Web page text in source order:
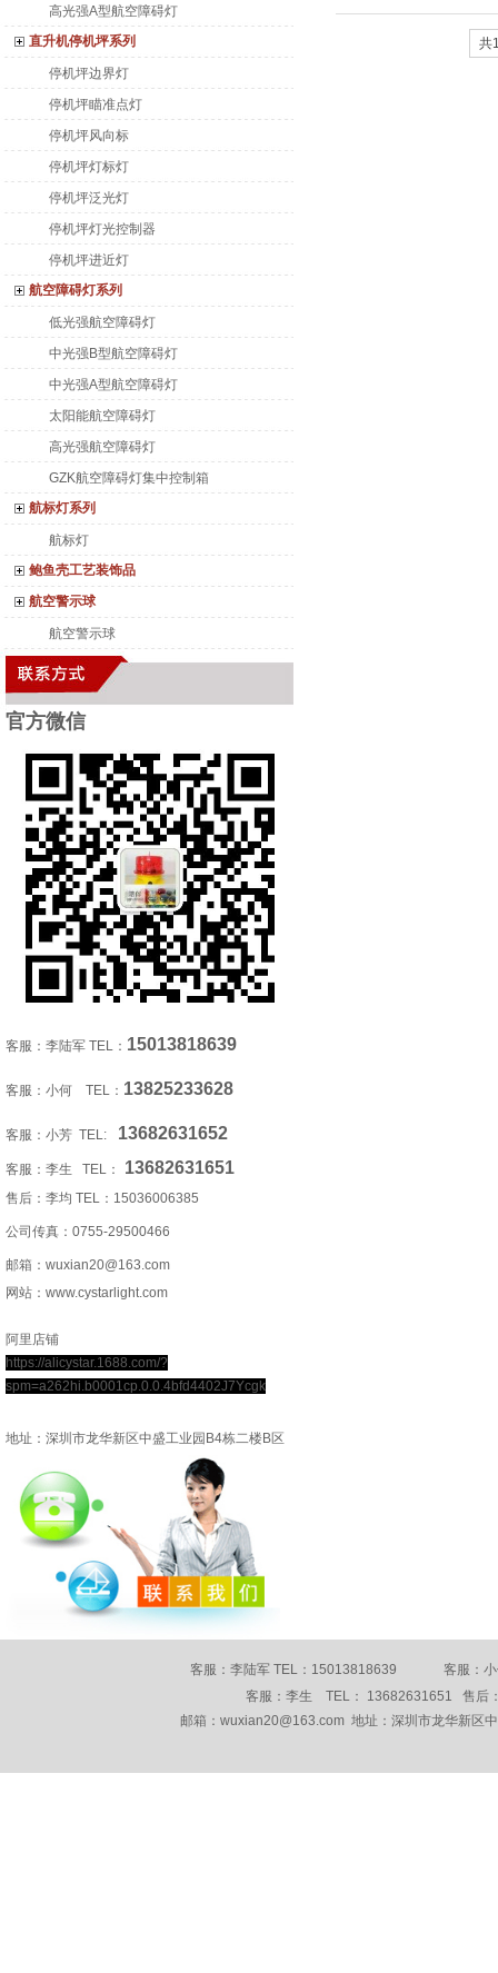
高光强A型航空障碍灯
直升机停机坪系列
停机坪边界灯
停机坪瞄准点灯
停机坪风向标
停机坪灯标灯
停机坪泛光灯
停机坪灯光控制器
停机坪进近灯
航空障碍灯系列
低光强航空障碍灯
中光强B型航空障碍灯
中光强A型航空障碍灯
太阳能航空障碍灯
高光强航空障碍灯
GZK航空障碍灯集中控制箱
航标灯系列
航标灯
鲍鱼壳工艺装饰品
航空警示球
航空警示球
官方微信
客服：李陆军 TEL： 15013818639
客服：小何 TEL： 13825233628
客服：小芳 TEL: 13682631652
客服：李生 TEL： 13682631651
售后：李均 TEL： 15036006385
公司传真：0755-29500466
邮箱：wuxian20@163.com
网站：www.cystarlight.com
阿里店铺
https://alicystar.1688.com/?
spm=a262hi.b0001cp.0.0.4bfd4402J7Ycgk
地址：深圳市龙华新区中盛工业园B4栋二楼B区
共
客服：李陆军 TEL：15013818639 客服
客服：李生 TEL： 13682631651 售后
邮箱：wuxian20@163.com 地址：深圳市龙华新区